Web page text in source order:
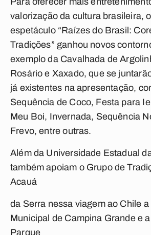
valorização da cultura brasileira, o
espetáculo “Raízes do Brasil:
Tradições” ganhou novos
exemplo da Cavalhada de
Rosário e Xaxado, que se
já existentes na apresentação,
Sequência de Coco, Festa para
Meu Boi, Invernada, Sequência
Frevo, entre outras.
Além da Universidade Estadual
também apoiam o Grupo de
Acauá
da Serra nessa viagem ao Chile
Municipal de Campina Grande e
Parque